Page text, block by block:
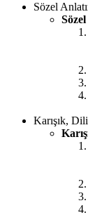
Sözel
Karışık,